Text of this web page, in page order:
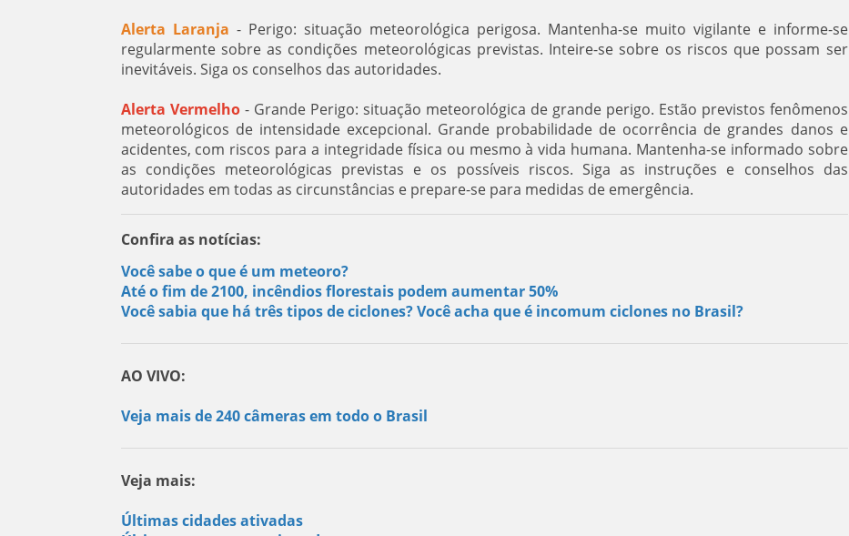
Alerta Laranja - Perigo: situação meteorológica perigosa. Mantenha-se muito vigilante e informe-se
regularmente sobre as condições meteorológicas previstas. Inteire-se sobre os riscos que possam ser
inevitáveis. Siga os conselhos das autoridades.
Alerta Vermelho- Grande Perigo: situação meteorológica de grande perigo. Estão previstos fenômenos
meteorológicos de intensidade excepcional. Grande probabilidade de ocorrência de grandes danos e
acidentes, com riscos para a integridade física ou mesmo à vida humana. Mantenha-se informado sobre
as condições meteorológicas previstas e os possíveis riscos. Siga as instruções e conselhos das
autoridades em todas as circunstâncias e prepare-se para medidas de emergência.
Confira as notícias:
Você sabe o que é um meteoro?
Até o fim de 2100, incêndios florestais podem aumentar 50%
Você sabia que há três tipos de ciclones? Você acha que é incomum ciclones no Brasil?
AO VIVO:
Veja mais de 240 câmeras em todo o Brasil
Veja mais:
Últimas cidades ativadas